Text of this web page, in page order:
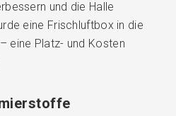
und die Halle
eine Frischluftbox in die
eine Platz- und Kosten